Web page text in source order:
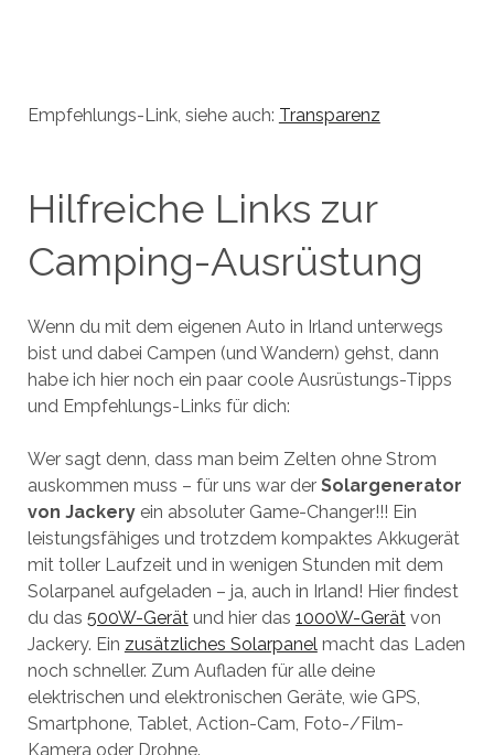
Empfehlungs-Link, siehe auch: Transparenz
Hilfreiche Links zur
Camping-Ausrüstung
Wenn du mit dem eigenen Auto in Irland unterwegs
bist und dabei Campen (und Wandern) gehst, dann
habe ich hier noch ein paar coole Ausrüstungs-Tipps
und Empfehlungs-Links für dich:
Wer sagt denn, dass man beim Zelten ohne Strom
auskommen muss – für uns war der Solargenerator
von Jackeryein absoluter Game-Changer!!! Ein
leistungsfähiges und trotzdem kompaktes Akkugerät
mit toller Laufzeit und in wenigen Stunden mit dem
Solarpanel aufgeladen – ja, auch in Irland! Hier findest
du das 500W-Gerätund hier das 1000W-Gerätvon
Jackery. Ein zusätzliches Solarpanelmacht das Laden
noch schneller. Zum Aufladen für alle deine
elektrischen und elektronischen Geräte, wie GPS,
Smartphone, Tablet, Action-Cam, Foto-/Film-
Kamera oder Drohne.